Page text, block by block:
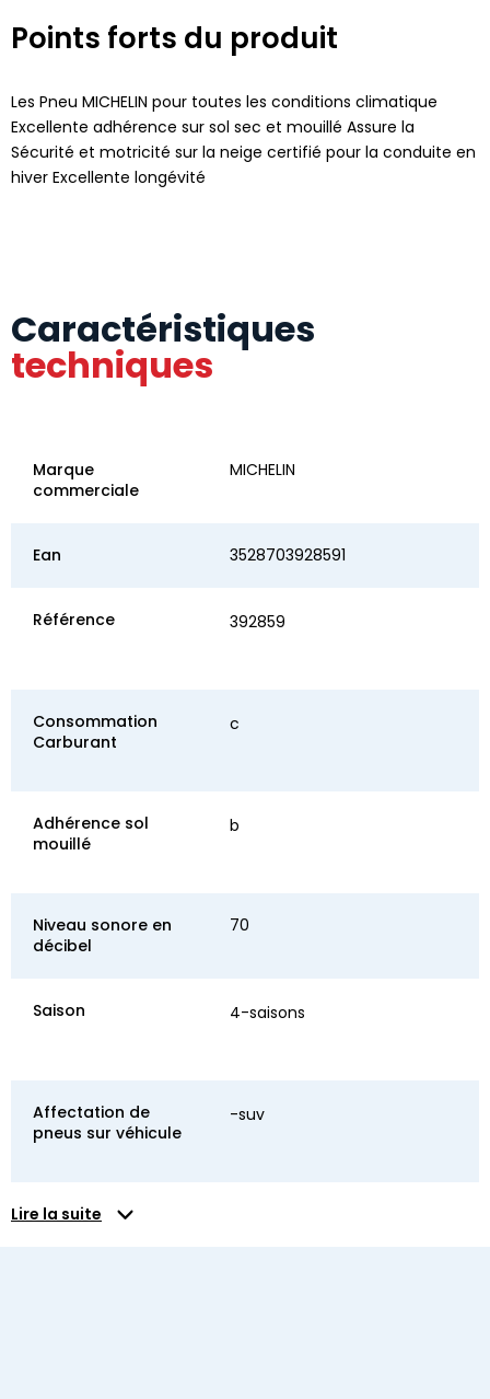
Points forts du produit
Les Pneu MICHELIN pour toutes les conditions climatique
Excellente adhérence sur sol sec et mouillé Assure la
Sécurité et motricité sur la neige certifié pour la conduite en
hiver Excellente longévité
Caractéristiques
techniques
Marque
commerciale
MICHELIN
Ean 3528703928591
Référence 392859
Consommation
Carburant
c
Adhérence sol
mouillé
b
Niveau sonore en
décibel
70
Saison 4-saisons
Affectation de
pneus sur véhicule
-suv
Lire la suite